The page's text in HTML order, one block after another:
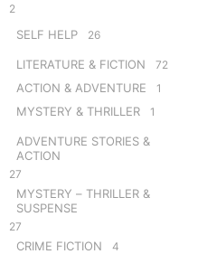
2
SELF HELP 26
LITERATURE & FICTION 72
ACTION & ADVENTURE 1
MYSTERY & THRILLER 1
ADVENTURE STORIES &
ACTION
27
MYSTERY – THRILLER &
SUSPENSE
27
CRIME FICTION 4